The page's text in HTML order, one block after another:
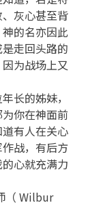
灰心甚至背
的名亦因此
走回头路的
为战场上又
长的姊妹，
你在神面前
有人在关心
战，有后方
心就充满力
（ Wilbur